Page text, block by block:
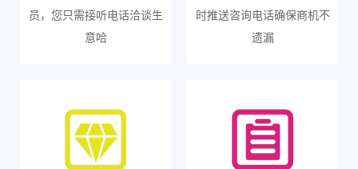
员，您只需接听电话洽谈生
意哈
时推送咨询电话确保商机不
遗漏